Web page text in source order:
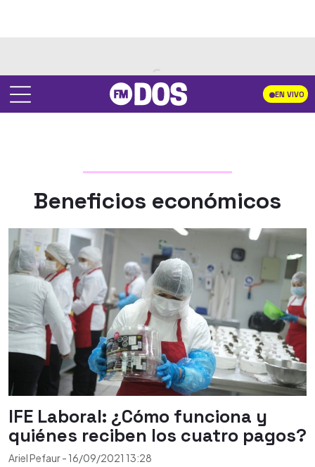
EN VIVO
Beneficios económicos
IFE Laboral: ¿Cómo funciona y
quiénes reciben los cuatro pagos?
Ariel Pefaur- 16/09/2021 13:28